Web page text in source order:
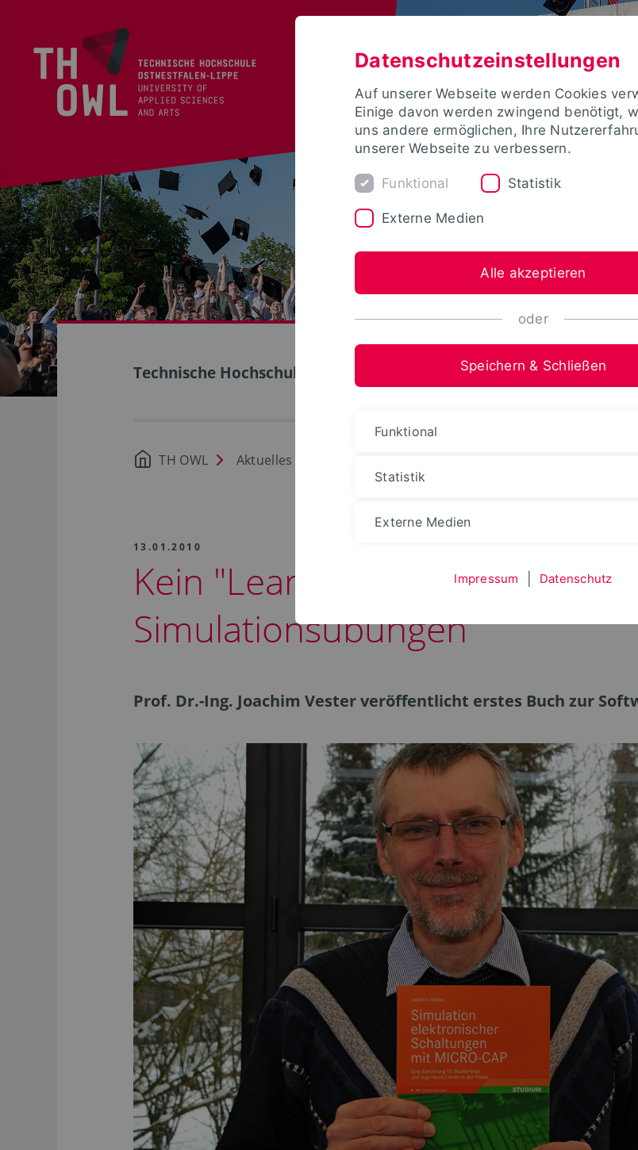
Technische Hochschule Ostwestfalen-Lippe
TH OWL Aktuelles
13.01.2010
Kein "Learning by doing” -
Simulationsübungen
Prof. Dr.-Ing. Joachim Vester veröffentlicht erstes Buch zur
Datenschutzeinstellungen
Auf unserer Webseite werden Cookies
Einige davon werden zwingend benötigt,
uns andere ermöglichen, Ihre
unserer Webseite zu verbessern.
Funktional Statistik
Externe Medien
Alle akzeptieren
oder
Speichern & Schließen
Funktional
Statistik
Externe Medien
Impressum Datenschutz